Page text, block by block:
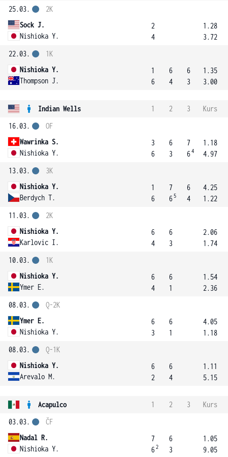
25.03.
Sock J.
Nishioka Y.
2K
2
4
1.28
3.72
22.03.
Nishioka Y.
Thompson J.
1K
1
6
6
4
6
3
1.35
3.00
Indian Wells 1 2 3
Kurs
16.03.
Wawrinka S.
Nishioka Y.
OF
3
6
6
3
7
64
1.18
4.97
13.03.
Nishioka Y.
Berdych T.
3K
1
6
7
6 5
6
4
4.25
1.22
11.03.
Nishioka Y.
Karlovic I.
2K
6
4
6
3
2.06
1.74
10.03.
Nishioka Y.
Ymer E.
1K
6
4
6
1
1.54
2.36
08.03.
Ymer E.
Nishioka Y.
Q-2K
6
3
6
1
4.05
1.18
08.03.
Nishioka Y.
Arevalo M.
Q-1K
6
2
6
4
1.11
5.15
Acapulco 1 2 3
Kurs
03.03.
Nadal R.
Nishioka Y.
ČF
7
62
6
3
1.05
9.05